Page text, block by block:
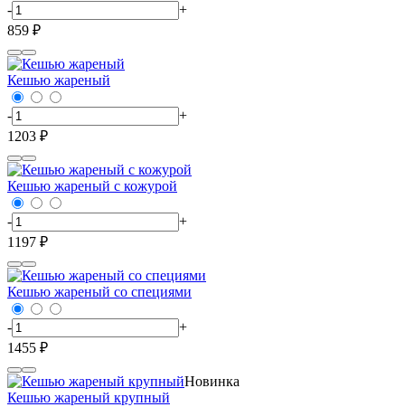
-
+
859 ₽
Кешью жареный
-
+
1203 ₽
Кешью жареный с кожурой
-
+
1197 ₽
Кешью жареный со специями
-
+
1455 ₽
Новинка
Кешью жареный крупный